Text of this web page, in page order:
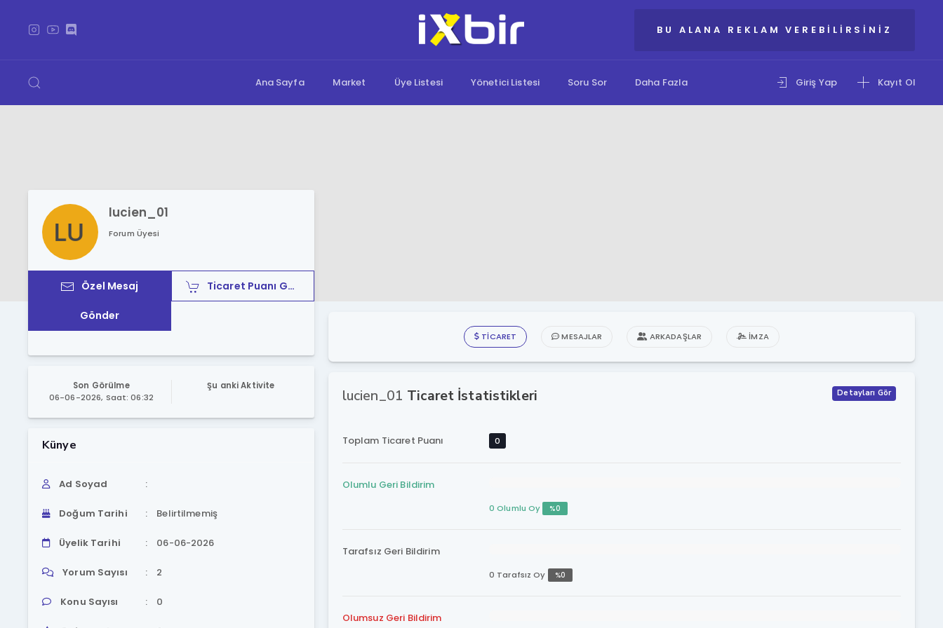
BU ALANA REKLAM VEREBILIRSINIZ
Ana Sayfa Market Üye Listesi Yönetici Listesi Soru Sor Daha Fazla Giriş Yap Kayıt Ol
lucien_01
Forum Üyesi
Özel Mesaj
Gönder
Ticaret Puanı Gönder
Son Görülme
06-06-2026, Saat: 06:32
Şu anki Aktivite
Künye
Ad Soyad
Doğum Tarihi Belirtilmemiş
Üyelik Tarihi 06-06-2026
Yorum Sayısı 2
Konu Sayısı 0
TICARET MESAJLAR ARKADAŞLAR İMZA
lucien_01 Ticaret İstatistikleri Detayları Gör
Toplam Ticaret Puanı 0
Olumlu Geri Bildirim
0 Olumlu Oy %0
Tarafsız Geri Bildirim
0 Tarafsız Oy %0
Olumsuz Geri Bildirim